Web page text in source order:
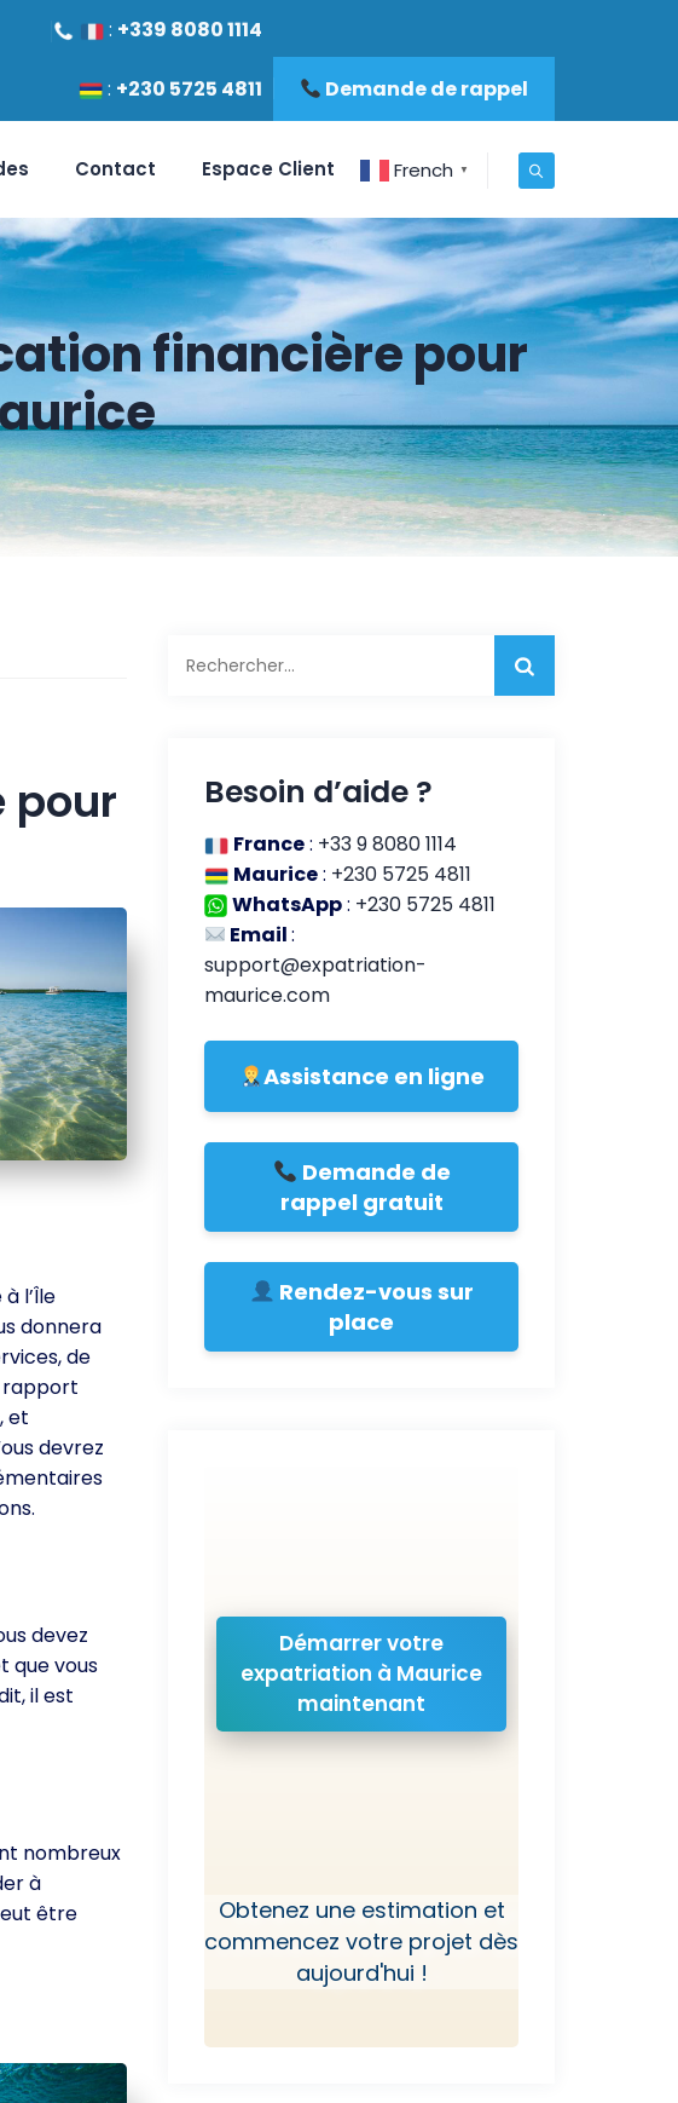
: +339 8080 1114
: +230 5725 4811 Demande de rappel
Contact Espace Client French ▼
financière pour
pour
l’Île
donnera
de
rapport
et
devrez
devez
que vous
il est
nombreux
à
être
Besoin d’aide ?
France: +33 9 8080 1114
Maurice: +230 5725 4811
WhatsApp: +230 5725 4811
Email:
support@expatriation-
maurice.com
Assistance en ligne
Demande de
rappel gratuit
Rendez-vous sur
place
Démarrer votre
expatriation à Maurice
maintenant
Obtenez une estimation et
commencez votre projet dès
aujourd'hui !